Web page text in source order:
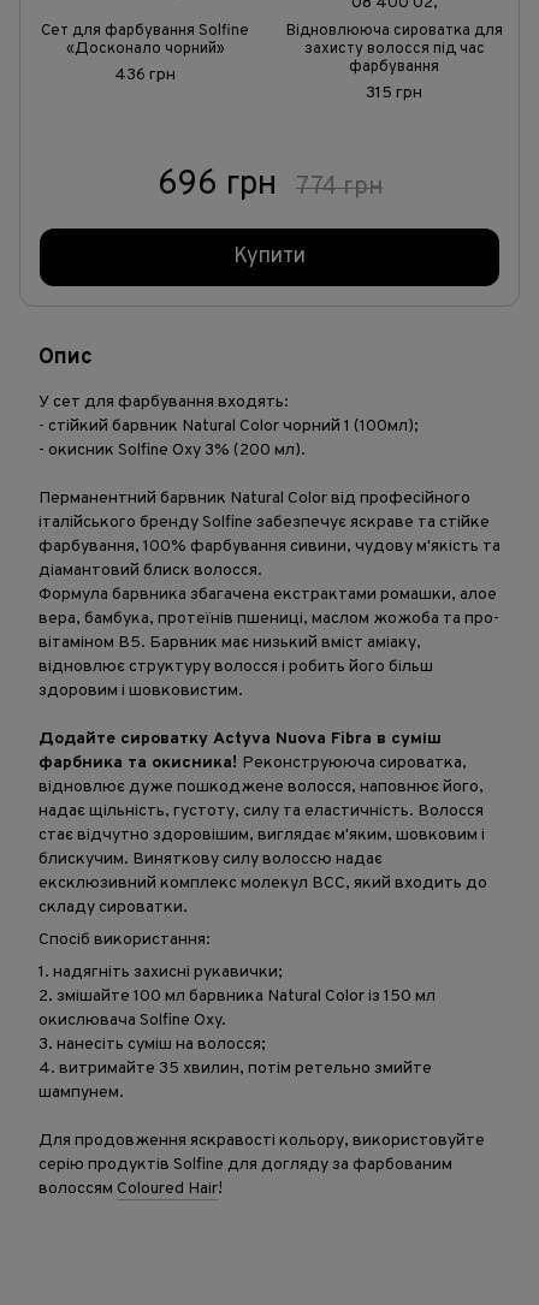
Сет для фарбування Solfine
«Досконало чорний»
436 грн
Відновлююча сироватка для
захисту волосся під час
фарбування
315 грн
696 грн 774 грн
Купити
Опис
У сет для фарбування входять:
- стійкий барвник Natural Color чорний 1 (100мл);
- окисник Solfine Oxy 3% (200 мл).
Перманентний барвник Natural Color від професійного
італійського бренду Solfine забезпечує яскраве та стійке
фарбування, 100% фарбування сивини, чудову м'якість та
діамантовий блиск волосся.
Формула барвника збагачена екстрактами ромашки, алое
вера, бамбука, протеїнів пшениці, маслом жожоба та про-
вітаміном В5. Барвник має низький вміст аміаку,
відновлює структуру волосся і робить його більш
здоровим і шовковистим.
Додайте сироватку Actyva Nuova Fibra в суміш
фарбника та окисника! Реконструююча сироватка,
відновлює дуже пошкоджене волосся, наповнює його,
надає щільність, густоту, силу та еластичність. Волосся
стає відчутно здоровішим, виглядає м'яким, шовковим і
блискучим. Виняткову силу волоссю надає
ексклюзивний комплекс молекул BCC, який входить до
складу сироватки.
Спосіб використання:
1. надягніть захисні рукавички;
2. змішайте 100 мл барвника Natural Color із 150 мл
окислювача Solfine Oxy.
3. нанесіть суміш на волосся;
4. витримайте 35 хвилин, потім ретельно змийте
шампунем.
Для продовження яскравості кольору, використовуйте
серію продуктів Solfine для догляду за фарбованим
волоссям Coloured Hair!